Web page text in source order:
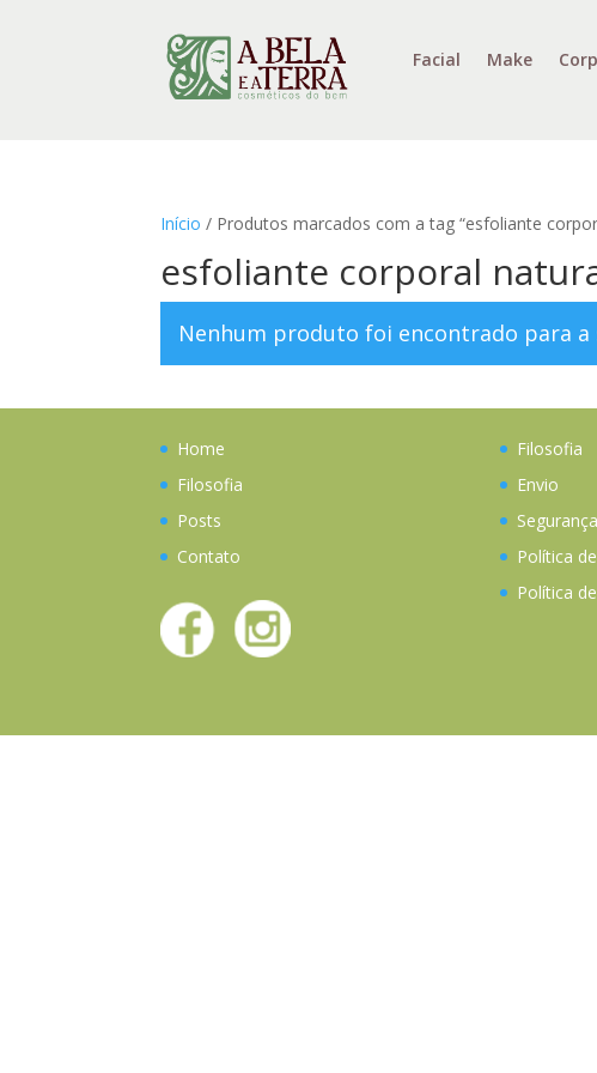
Facial Make
Início / Produtos marcados com a tag “esfoliante
esfoliante corporal
Nenhum produto foi encontrado para a
Home
Filosofia
Posts
Contato
Filosofia
Envio
Segurança
Política
Política